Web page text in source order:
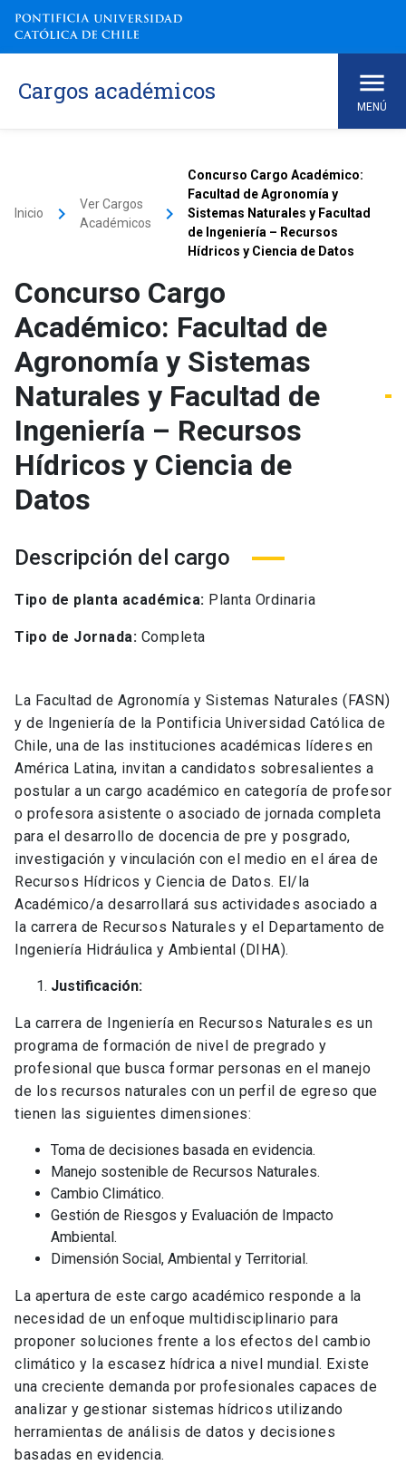
Cargos académicos
MENÚ
Inicio keyboard_arrow_right
Ver Cargos
Académicos
keyboard_arrow_right
Concurso Cargo Académico:
Facultad de Agronomía y
Sistemas Naturales y Facultad
de Ingeniería – Recursos
Hídricos y Ciencia de Datos
Concurso Cargo
Académico: Facultad de
Agronomía y Sistemas
Naturales y Facultad de
Ingeniería – Recursos
Hídricos y Ciencia de
Datos
Descripción del cargo
Tipo de planta académica: Planta Ordinaria
Tipo de Jornada: Completa
La Facultad de Agronomía y Sistemas Naturales (FASN)
y de Ingeniería de la Pontificia Universidad Católica de
Chile, una de las instituciones académicas líderes en
América Latina, invitan a candidatos sobresalientes a
postular a un cargo académico en categoría de profesor
o profesora asistente o asociado de jornada completa
para el desarrollo de docencia de pre y posgrado,
investigación y vinculación con el medio en el área de
Recursos Hídricos y Ciencia de Datos. El/la
Académico/a desarrollará sus actividades asociado a
la carrera de Recursos Naturales y el Departamento de
Ingeniería Hidráulica y Ambiental (DIHA).
Justificación:
La carrera de Ingeniería en Recursos Naturales es un
programa de formación de nivel de pregrado y
profesional que busca formar personas en el manejo
de los recursos naturales con un perfil de egreso que
tienen las siguientes dimensiones:
Toma de decisiones basada en evidencia.
Manejo sostenible de Recursos Naturales.
Cambio Climático.
Gestión de Riesgos y Evaluación de Impacto
Ambiental.
Dimensión Social, Ambiental y Territorial.
La apertura de este cargo académico responde a la
necesidad de un enfoque multidisciplinario para
proponer soluciones frente a los efectos del cambio
climático y la escasez hídrica a nivel mundial. Existe
una creciente demanda por profesionales capaces de
analizar y gestionar sistemas hídricos utilizando
herramientas de análisis de datos y decisiones
basadas en evidencia.